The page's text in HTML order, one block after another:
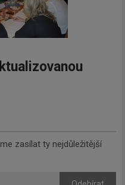
zasílat ty nejdůležitější